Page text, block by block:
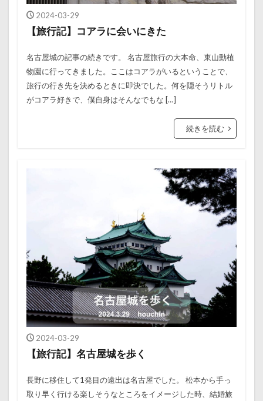
2024-03-29
【旅行記】コアラに会いにきた
名古屋城の記事の続きです。 名古屋旅行の大本命、東山動植
物園に行ってきました。ここはコアラがいるということで、
旅行の行き先を決めるときに即決でした。何を隠そうリトル
がコアラ好きで、僕自身はそんなでもな […]
続きを読む
2024-03-29
【旅行記】名古屋城を歩く
長野に移住して1発目の遠出は名古屋でした。 松本から手っ
取り早く行ける楽しそうなところをイメージした時、結婚旅